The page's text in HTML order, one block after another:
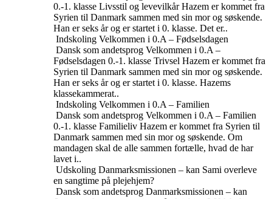
0.-1. klasse Livsstil og levevilkår Hazem er kommet fra
Syrien til Danmark sammen med sin mor og søskende.
Han er seks år og er startet i 0. klasse. Det er..
Indskoling Velkommen i 0.A – Fødselsdagen
Dansk som andetsprog Velkommen i 0.A –
Fødselsdagen 0.-1. klasse Trivsel Hazem er kommet fra
Syrien til Danmark sammen med sin mor og søskende.
Han er seks år og er startet i 0. klasse. Hazems
klassekammerat..
Indskoling Velkommen i 0.A – Familien
Dansk som andetsprog Velkommen i 0.A – Familien
0.-1. klasse Familieliv Hazem er kommet fra Syrien til
Danmark sammen med sin mor og søskende. Om
mandagen skal de alle sammen fortælle, hvad de har
lavet i..
Udskoling Danmarksmissionen – kan Sami overleve
en sangtime på plejehjem?
Dansk som andetsprog Danmarksmissionen – kan